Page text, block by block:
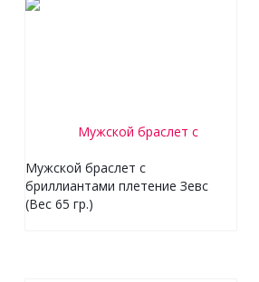
Мужской браслет с
бриллиантами плетение Зевс
(Вес 65 гр.)